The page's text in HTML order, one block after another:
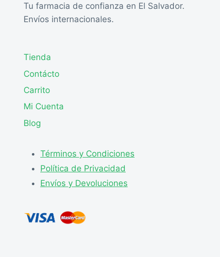
Tu farmacia de confianza en El Salvador.
Envíos internacionales.
Tienda
Contácto
Carrito
Mi Cuenta
Blog
Términos y Condiciones
Política de Privacidad
Envíos y Devoluciones